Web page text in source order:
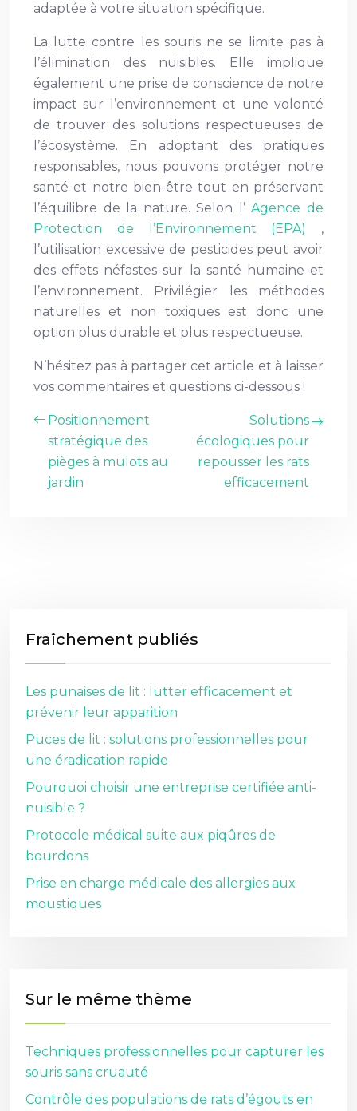
adaptée à votre situation spécifique.
La lutte contre les souris ne se limite pas à
l’élimination des nuisibles. Elle implique
également une prise de conscience de notre
impact sur l’environnement et une volonté
de trouver des solutions respectueuses de
l’écosystème. En adoptant des pratiques
responsables, nous pouvons protéger notre
santé et notre bien-être tout en préservant
l’équilibre de la nature. Selon l’Agence de
Protection de l’Environnement (EPA) ,
l’utilisation excessive de pesticides peut avoir
des effets néfastes sur la santé humaine et
l’environnement. Privilégier les méthodes
naturelles et non toxiques est donc une
option plus durable et plus respectueuse.
N’hésitez pas à partager cet article et à laisser
vos commentaires et questions ci-dessous !
Positionnement
stratégique des
pièges à mulots au
jardin
Solutions
écologiques pour
repousser les rats
efficacement
Fraîchement publiés
Les punaises de lit : lutter efficacement et
prévenir leur apparition
Puces de lit : solutions professionnelles pour
une éradication rapide
Pourquoi choisir une entreprise certifiée anti-
nuisible ?
Protocole médical suite aux piqûres de
bourdons
Prise en charge médicale des allergies aux
moustiques
Sur le même thème
Techniques professionnelles pour capturer les
souris sans cruauté
Contrôle des populations de rats d’égouts en